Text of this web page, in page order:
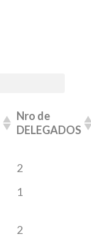
Nro de
DELEGADOS
2
1
2